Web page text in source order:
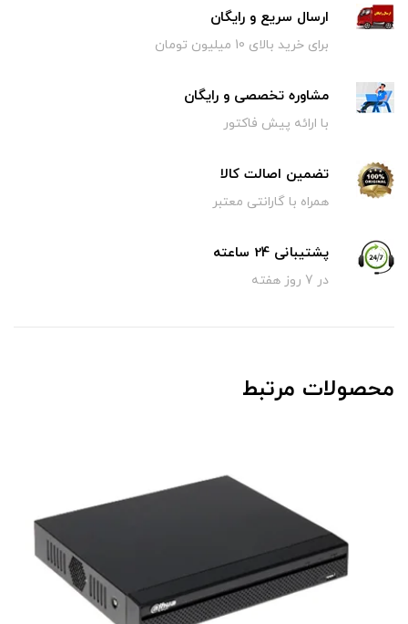
ارسال سریع و رایگان
برای خرید بالای 10 میلیون تومان
مشاوره تخصصی و رایگان
با ارائه پیش فاکتور
تضمین اصالت کالا
همراه با گارانتی معتبر
پشتیبانی 24 ساعته
در 7 روز هفته
محصولات مرتبط